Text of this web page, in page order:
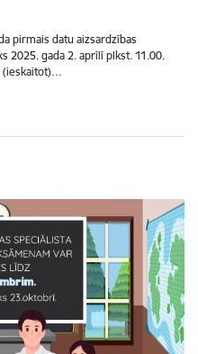
pirmais datu aizsardzības
2025. gada 2. aprīlī plkst. 11.00.
(ieskaitot)…